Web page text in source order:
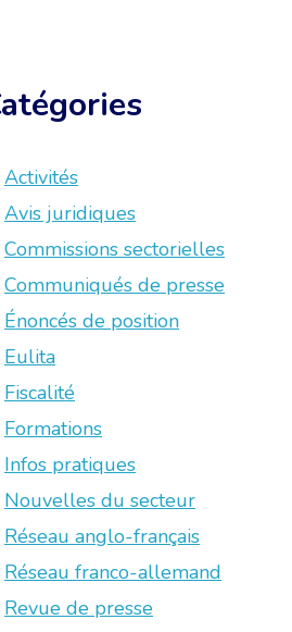
Activités
Avis juridiques
Commissions sectorielles
Communiqués de presse
Énoncés de position
Eulita
Fiscalité
Formations
Infos pratiques
Nouvelles du secteur
Réseau anglo-français
Réseau franco-allemand
Revue de presse